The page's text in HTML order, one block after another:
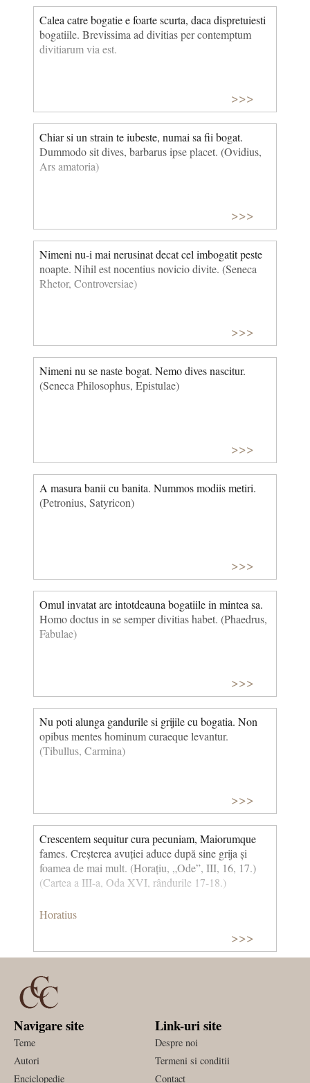
Calea catre bogatie e foarte scurta, daca dispretuiesti
bogatiile. Brevissima ad divitias per contemptum
divitiarum via est.
>>>
Chiar si un strain te iubeste, numai sa fii bogat.
Dummodo sit dives, barbarus ipse placet. (Ovidius,
Ars amatoria)
>>>
Nimeni nu-i mai nerusinat decat cel imbogatit peste
noapte. Nihil est nocentius novicio divite. (Seneca
Rhetor, Controversiae)
>>>
Nimeni nu se naste bogat. Nemo dives nascitur.
(Seneca Philosophus, Epistulae)
>>>
A masura banii cu banita. Nummos modiis metiri.
(Petronius, Satyricon)
>>>
Omul invatat are intotdeauna bogatiile in mintea sa.
Homo doctus in se semper divitias habet. (Phaedrus,
Fabulae)
>>>
Nu poti alunga gandurile si grijile cu bogatia. Non
opibus mentes hominum curaeque levantur.
(Tibullus, Carmina)
>>>
Crescentem sequitur cura pecuniam, Maiorumque
fames. Creșterea avuției aduce după sine grija și
foamea de mai mult. (Horațiu, „Ode”, III, 16, 17.)
(Cartea a III-a, Oda XVI, rândurile 17-18.)
Horatius
>>>
Navigare site
Teme
Autori
Enciclopedie
Link-uri site
Despre noi
Termeni si conditii
Contact